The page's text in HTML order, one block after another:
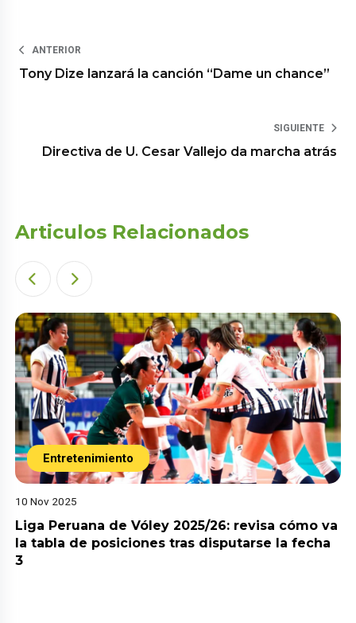
ANTERIOR
Tony Dize lanzará la canción “Dame un chance”
SIGUIENTE
Directiva de U. Cesar Vallejo da marcha atrás
Articulos Relacionados
Entretenimiento
10 Nov 2025
Liga Peruana de Vóley 2025/26: revisa cómo va
la tabla de posiciones tras disputarse la fecha
3